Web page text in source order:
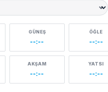
GÜNEŞ
--:--
ÖĞLE
--:--
AKŞAM
--:--
YATSI
--:--